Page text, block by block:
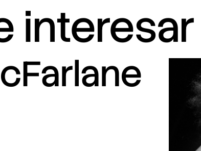
interesar